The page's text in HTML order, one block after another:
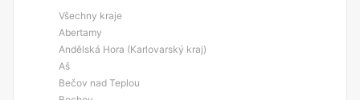
Všechny kraje
Abertamy
Andělská Hora (Karlovarský kraj)
Aš
Bečov nad Teplou